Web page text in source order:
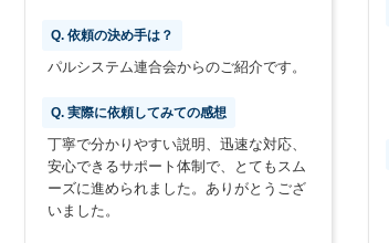
Q. 依頼の決め手は？
パルシステム連合会からのご紹介です。
Q. 実際に依頼してみての感想
丁寧で分かりやすい説明、迅速な対応、
安心できるサポート体制で、とてもスム
ーズに進められました。ありがとうござ
いました。